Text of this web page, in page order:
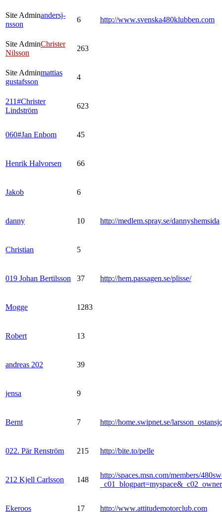
Site Adminandersj-
nsson
6 http://www.svenska480klubben.com
Site AdminChrister
Nilsson
263
Site Adminmattias
gustafsson
4
211#Christer
Lindström
623
060#Jan Enbom 45
Henrik Halvorsen 66
Jakob 6
danny 10 http://medlem.spray.se/dannyshemsida
Christian 5
019 Johan Bertilsson 37 http://hem.passagen.se/plisse/
Mogge 1283
Robert 13
andreas 202 39
jensa 9
Bernt 7 http://home.swipnet.se/
022. Pär Renström 215 http://bite.to/pelle
212 Kjell Carlsson 148
http://spaces.msn.com/members/
Ekeroos 17 http://www.attitudemotorclub.com